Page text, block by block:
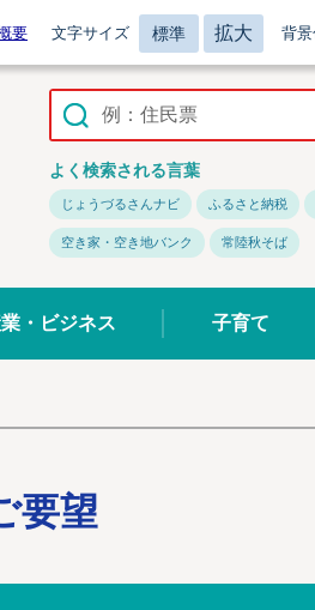
ージ
要 文字サイズ 標準 拡大 背
よく検索される言葉
じょうづるさんナビ ふるさと納税
空き家・空き地バンク 常陸秋そば
・ビジネス 子育て
要望